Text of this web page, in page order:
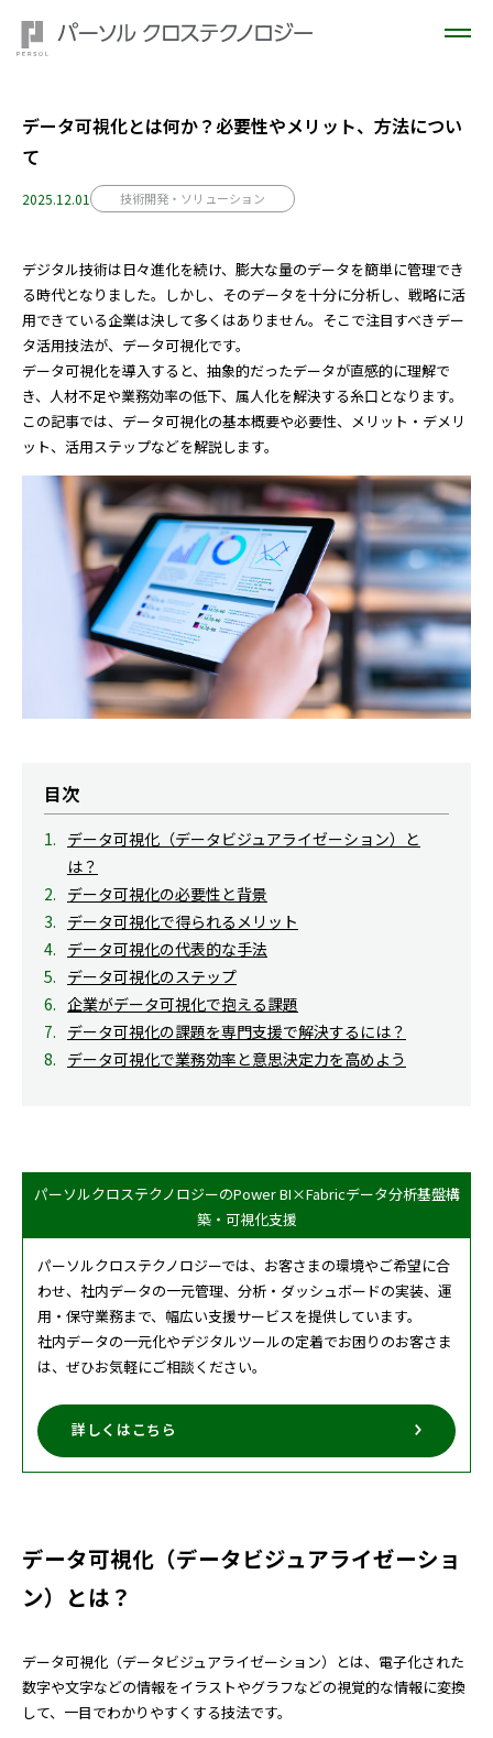
データ可視化とは何か？必要性やメリット、方法につい
て
2025.12.01 技術開発・ソリューション
デジタル技術は日々進化を続け、膨大な量のデータを簡単に管理でき
る時代となりました。しかし、そのデータを十分に分析し、戦略に活
用できている企業は決して多くはありません。そこで注目すべきデー
タ活用技法が、データ可視化です。
データ可視化を導入すると、抽象的だったデータが直感的に理解で
き、人材不足や業務効率の低下、属人化を解決する糸口となります。
この記事では、データ可視化の基本概要や必要性、メリット・デメリ
ット、活用ステップなどを解説します。
目次
データ可視化（データビジュアライゼーション）と
は？
データ可視化の必要性と背景
データ可視化で得られるメリット
データ可視化の代表的な手法
データ可視化のステップ
企業がデータ可視化で抱える課題
データ可視化の課題を専門支援で解決するには？
データ可視化で業務効率と意思決定力を高めよう
パーソルクロステクノロジーのPower BI×Fabricデータ分析基盤構
築・可視化支援
パーソルクロステクノロジーでは、お客さまの環境やご希望に合
わせ、社内データの一元管理、分析・ダッシュボードの実装、運
用・保守業務まで、幅広い支援サービスを提供しています。
社内データの一元化やデジタルツールの定着でお困りのお客さま
は、ぜひお気軽にご相談ください。
詳しくはこちら
データ可視化（データビジュアライゼーショ
ン）とは？
データ可視化（データビジュアライゼーション）とは、電子化された
数字や文字などの情報をイラストやグラフなどの視覚的な情報に変換
して、一目でわかりやすくする技法です。